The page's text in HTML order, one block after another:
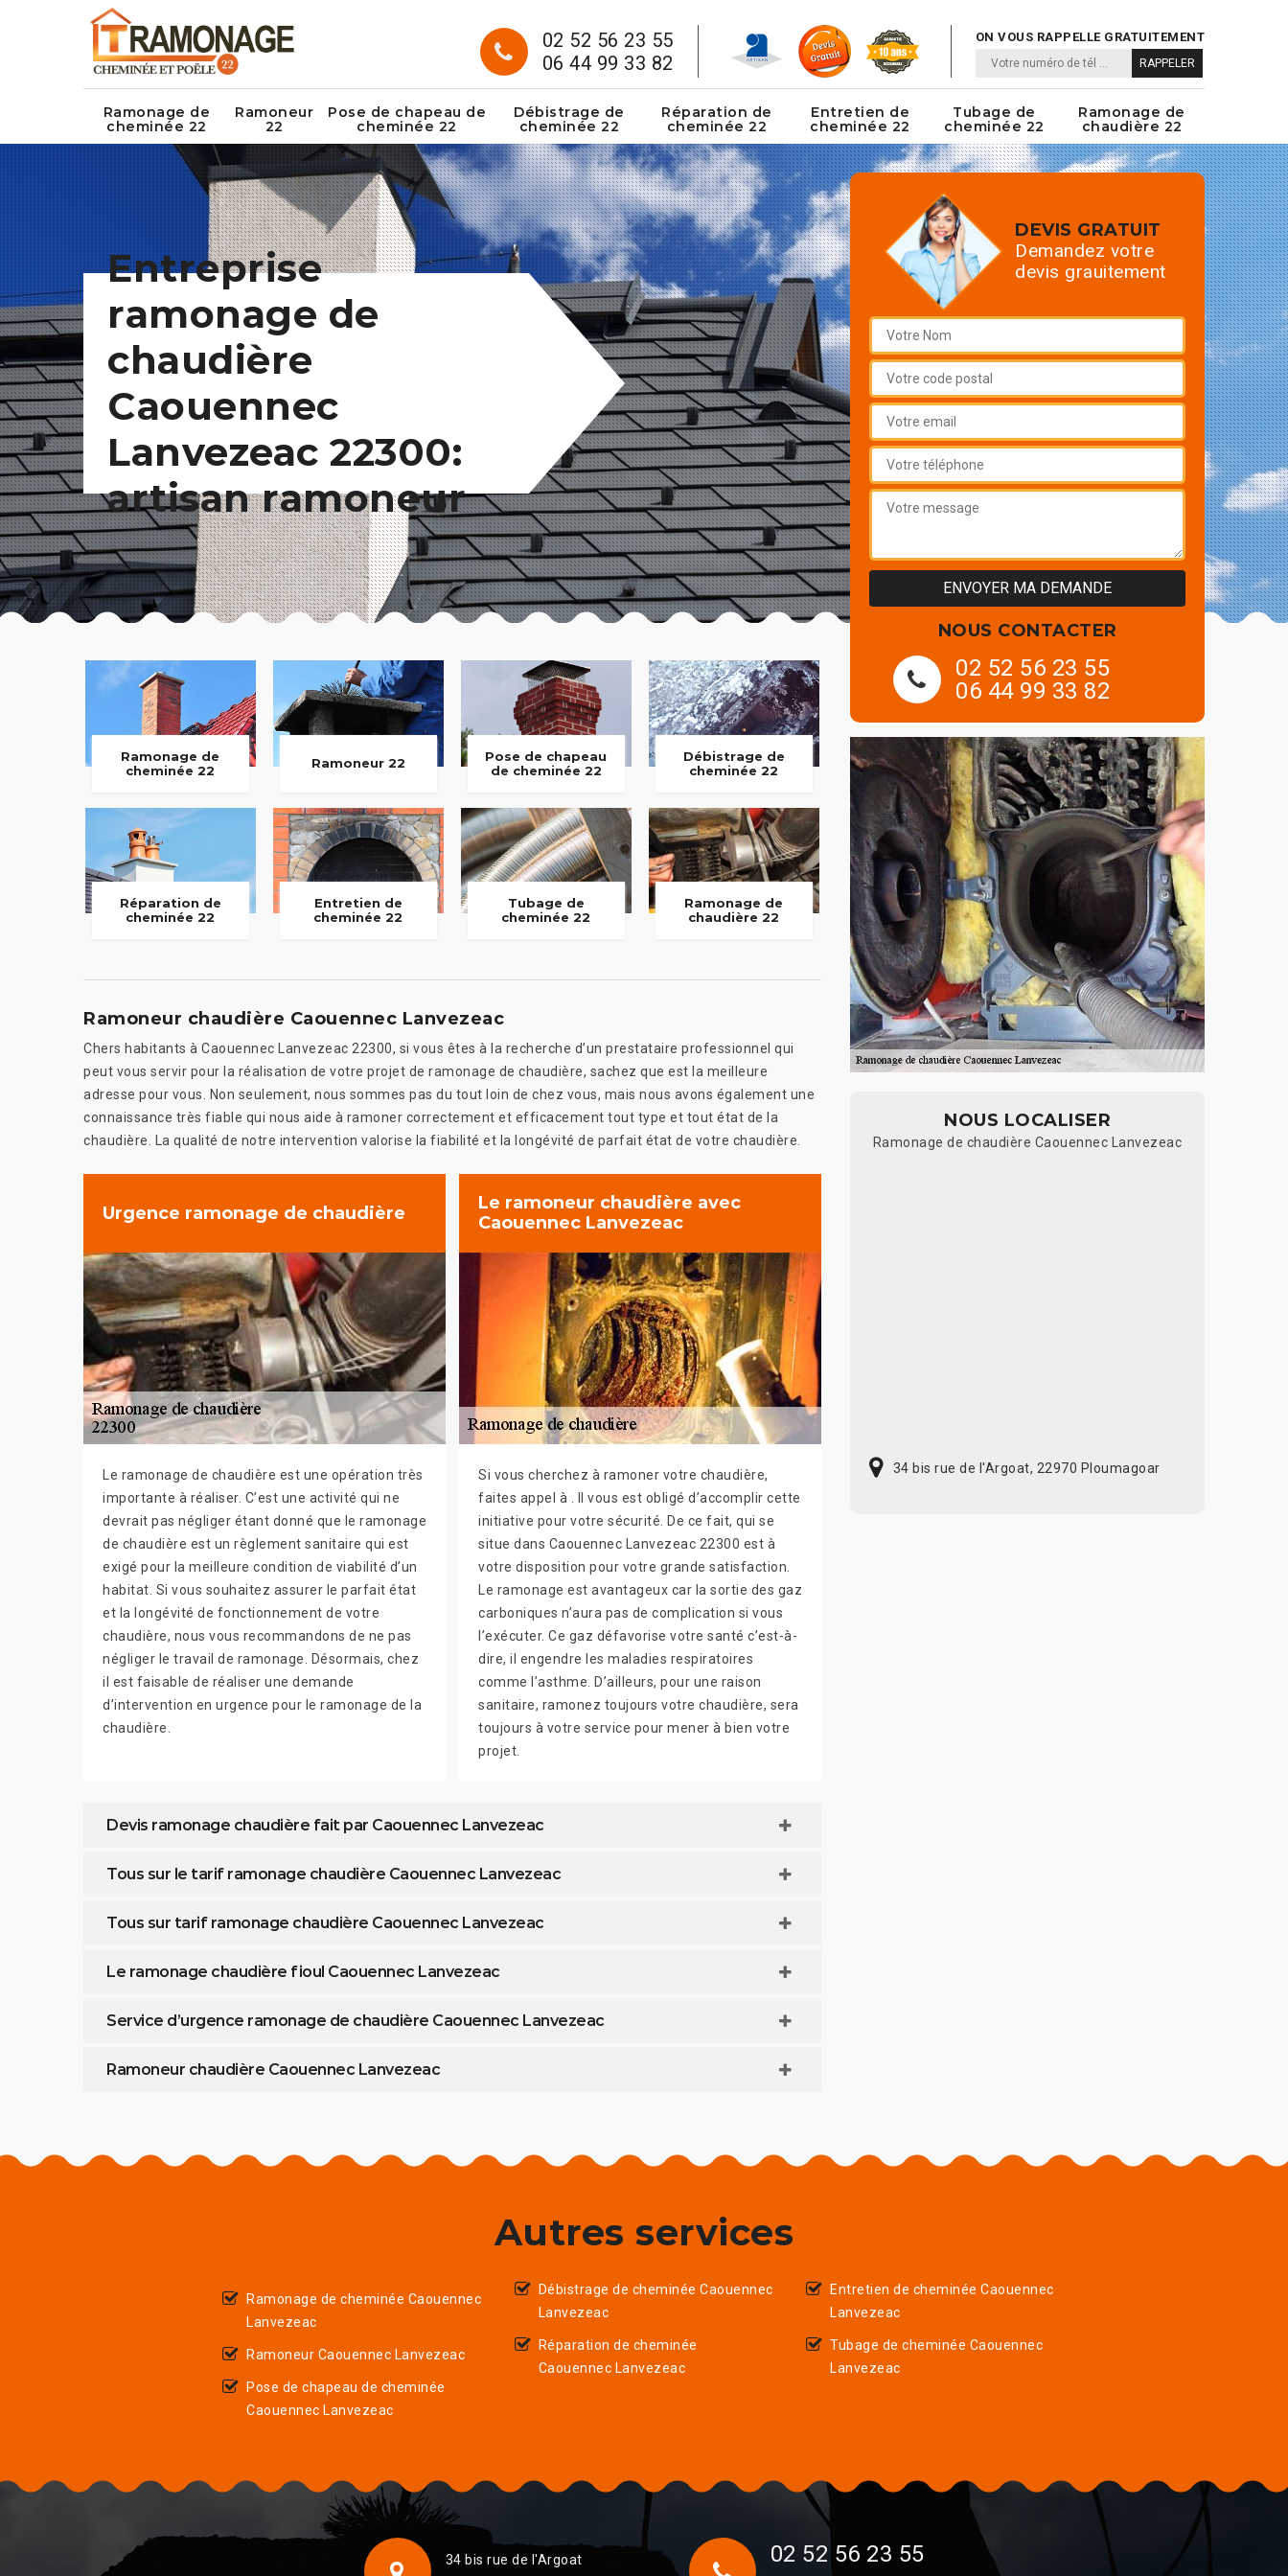
02 52 56 23 55
06 44 99 33 82
ON VOUS RAPPELLE GRATUITEMENT
Ramonage de
cheminée 22
Ramoneur
22
Pose de chapeau de
cheminée 22
Débistrage de
cheminée 22
Réparation de
cheminée 22
Entretien de
cheminée 22
Tubage de
cheminée 22
Ramonage de
chaudière 22
Entreprise
ramonage de
chaudière
Caouennec
Lanvezeac 22300:
artisan ramoneur
Ramonage de
cheminée 22
Ramoneur 22
Pose de chapeau
de cheminée 22
Débistrage de
cheminée 22
Réparation de
cheminée 22
Entretien de
cheminée 22
Tubage de
cheminée 22
Ramonage de
chaudière 22
Ramoneur chaudière Caouennec Lanvezeac
Chers habitants à Caouennec Lanvezeac 22300, si vous êtes à la recherche d’un prestataire professionnel qui
peut vous servir pour la réalisation de votre projet de ramonage de chaudière, sachez que est la meilleure
adresse pour vous. Non seulement, nous sommes pas du tout loin de chez vous, mais nous avons également une
connaissance très fiable qui nous aide à ramoner correctement et efficacement tout type et tout état de la
chaudière. La qualité de notre intervention valorise la fiabilité et la longévité de parfait état de votre chaudière.
Urgence ramonage de chaudière
Le ramonage de chaudière est une opération très
importante à réaliser. C’est une activité qui ne
devrait pas négliger étant donné que le ramonage
de chaudière est un règlement sanitaire qui est
exigé pour la meilleure condition de viabilité d’un
habitat. Si vous souhaitez assurer le parfait état
et la longévité de fonctionnement de votre
chaudière, nous vous recommandons de ne pas
négliger le travail de ramonage. Désormais, chez
il est faisable de réaliser une demande
d’intervention en urgence pour le ramonage de la
chaudière.
Le ramoneur chaudière avec
Caouennec Lanvezeac
Si vous cherchez à ramoner votre chaudière,
faites appel à . Il vous est obligé d’accomplir cette
initiative pour votre sécurité. De ce fait, qui se
situe dans Caouennec Lanvezeac 22300 est à
votre disposition pour votre grande satisfaction.
Le ramonage est avantageux car la sortie des gaz
carboniques n’aura pas de complication si vous
l’exécuter. Ce gaz défavorise votre santé c’est-à-
dire, il engendre les maladies respiratoires
comme l’asthme. D’ailleurs, pour une raison
sanitaire, ramonez toujours votre chaudière, sera
toujours à votre service pour mener à bien votre
projet.
Devis ramonage chaudière fait par Caouennec Lanvezeac
Tous sur le tarif ramonage chaudière Caouennec Lanvezeac
Tous sur tarif ramonage chaudière Caouennec Lanvezeac
Le ramonage chaudière fioul Caouennec Lanvezeac
Service d’urgence ramonage de chaudière Caouennec Lanvezeac
Ramoneur chaudière Caouennec Lanvezeac
DEVIS GRATUIT
Demandez votre
devis grauitement
NOUS CONTACTER
02 52 56 23 55
06 44 99 33 82
NOUS LOCALISER
Ramonage de chaudière Caouennec Lanvezeac
34 bis rue de l'Argoat, 22970 Ploumagoar
Autres services
Ramonage de cheminée Caouennec
Lanvezeac
Ramoneur Caouennec Lanvezeac
Pose de chapeau de cheminée
Caouennec Lanvezeac
Débistrage de cheminée Caouennec
Lanvezeac
Réparation de cheminée
Caouennec Lanvezeac
Entretien de cheminée Caouennec
Lanvezeac
Tubage de cheminée Caouennec
Lanvezeac
34 bis rue de l'Argoat
02 52 56 23 55